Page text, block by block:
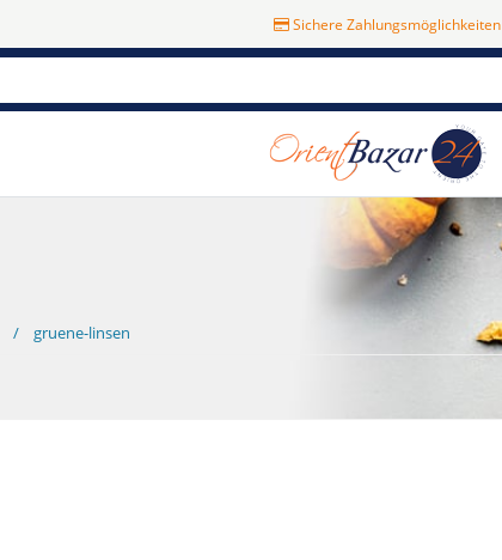
Sichere Zahlungsmöglichkeiten
gruene-linsen